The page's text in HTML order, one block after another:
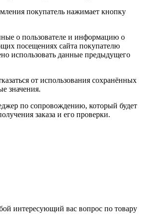
покупатель нажимает кнопку
о пользователе и информацию о
посещениях сайта покупателю
использовать данные предыдущего
от использования сохранённых
значения.
по сопровождению, который будет
заказа и его проверки.
интересующий вас вопрос по товару